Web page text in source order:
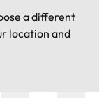
a different
location and